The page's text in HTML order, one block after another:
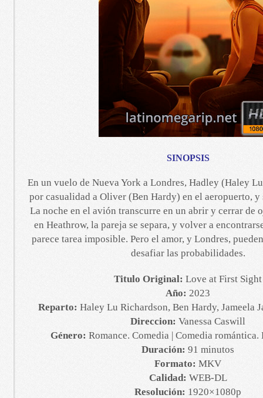
SINOPSIS
En un vuelo de Nueva York a Londres, Hadley (Haley
por casualidad a Oliver (Ben Hardy) en el aeropuerto, y
La noche en el avión transcurre en un abrir y cerrar de
en Heathrow, la pareja se separa, y volver a
parece tarea imposible. Pero el amor, y Londres,
desafiar las probabilidades.
Titulo Original: Love at First Sight
Año: 2023
Reparto: Haley Lu Richardson, Ben Hardy, Jameela
Direccion: Vanessa Caswill
Género: Romance. Comedia | Comedia romántica.
Duración: 91 minutos
Formato: MKV
Calidad: WEB-DL
Resolución: 1920×1080p